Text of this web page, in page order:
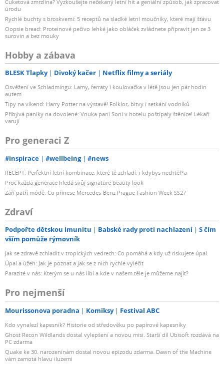
Cuketová zmrzlina? Vyzkoušejte nečekaný letní hit a geniální způsob, jak zpracovat
úrodu
Rychlé buchty s broskvemi: 5 receptů na sladké letní moučníky, které mají šťávu
Oopsie bread: Proteinové pečivo lehké jako obláček zvládnete připravit jen ze 3
surovin a bez mouky
Hobby a zábava
BLESK Tlapky Divoký kačer Netflix filmy a seriály
Osvěžení ve Schladmingu: Lamy, ferraty i koulovačka v létě jsou jen pár hodin
autem
Tipy na víkend: Harry Potter na výstavě! Folklor, bitvy i setkání vodníků
Přibývá paniky na dovolené: Vnuka paní Soni v hotelu poštípaly štěnice! Lékaři
varují
Pro generaci Z
#inspirace #wellbeing #news
RECEPT: Perfektní letní kombinace, které tě zchladí, i kdybys nechtěl*a
Proč každá generace hledá svůj signature beauty look
Září patří módě: Co přinese Mercedes-Benz Prague Fashion Week SS27
Zdraví
Podpořte dětskou imunitu Babské rady proti nachlazení
S čím
vším pomůže rýmovník
Jak se zdravě zchladit v tropických vedrech: Co pomáhá a kdy už riskujete úpal
Úpal a úžeh: Jak je poznat a jak se z nich rychle vyléčit
Parazité v nás: Kterým se u nás líbí a kde v našem těle je můžeme najít?
Pro nejmenší
Mourissonova poradna Komiksy Festival ABC
Kdo vynalezl kapesník? Historie od středověku po papírové kapesníky
Ghost Recon Wildlands dostal vylepšení a novou misi. Starší díl Ubisoft rozdává na
PC zdarma
Quake ke 30. narozeninám dostal novou epizodu zdarma. Dawn of the Machine
vám zamotá hlavu iluzemi